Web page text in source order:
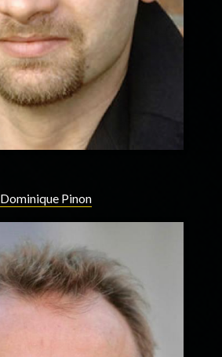
Dominique Pinon